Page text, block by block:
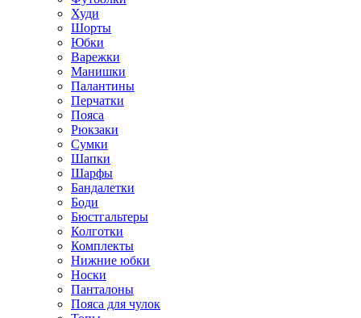
Худи
Шорты
Юбки
Варежки
Манишки
Палантины
Перчатки
Пояса
Рюкзаки
Сумки
Шапки
Шарфы
Бандалетки
Боди
Бюстгальтеры
Колготки
Комплекты
Нижние юбки
Носки
Панталоны
Поясa для чулок